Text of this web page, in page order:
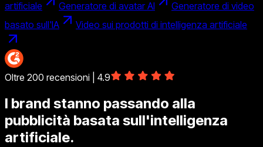
artificiale
Generatore di avatar AI
Generatore di video
basato sull'IA
Video sui prodotti di intelligenza artificiale
Oltre 200 recensioni | 4.9
I brand stanno passando alla
pubblicità basata sull'intelligenza
artificiale.